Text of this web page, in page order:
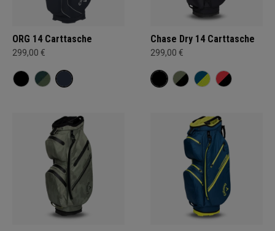
ORG 14 Carttasche
299,00 €
Chase Dry 14 Carttasche
299,00 €